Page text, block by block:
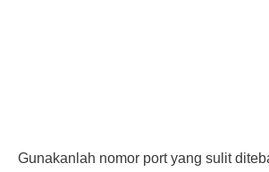
Gunakanlah nomor port yang sulit